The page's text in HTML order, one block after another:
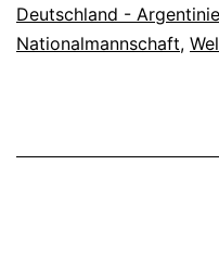
Deutschland -
Nationalmannschaft,